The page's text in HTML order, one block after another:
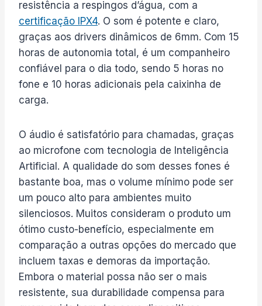
resistência a respingos d’água, com a
certificação IPX4. O som é potente e claro,
graças aos drivers dinâmicos de 6mm. Com 15
horas de autonomia total, é um companheiro
confiável para o dia todo, sendo 5 horas no
fone e 10 horas adicionais pela caixinha de
carga.
O áudio é satisfatório para chamadas, graças
ao microfone com tecnologia de Inteligência
Artificial. A qualidade do som desses fones é
bastante boa, mas o volume mínimo pode ser
um pouco alto para ambientes muito
silenciosos. Muitos consideram o produto um
ótimo custo-benefício, especialmente em
comparação a outras opções do mercado que
incluem taxas e demoras da importação.
Embora o material possa não ser o mais
resistente, sua durabilidade compensa para